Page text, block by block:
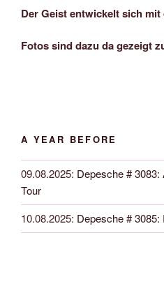
Der Geist entwickelt sich mit
Fotos sind dazu da gezeigt
A YEAR BEFORE
09.08.2025: Depesche #
Tour
10.08.2025: Depesche #